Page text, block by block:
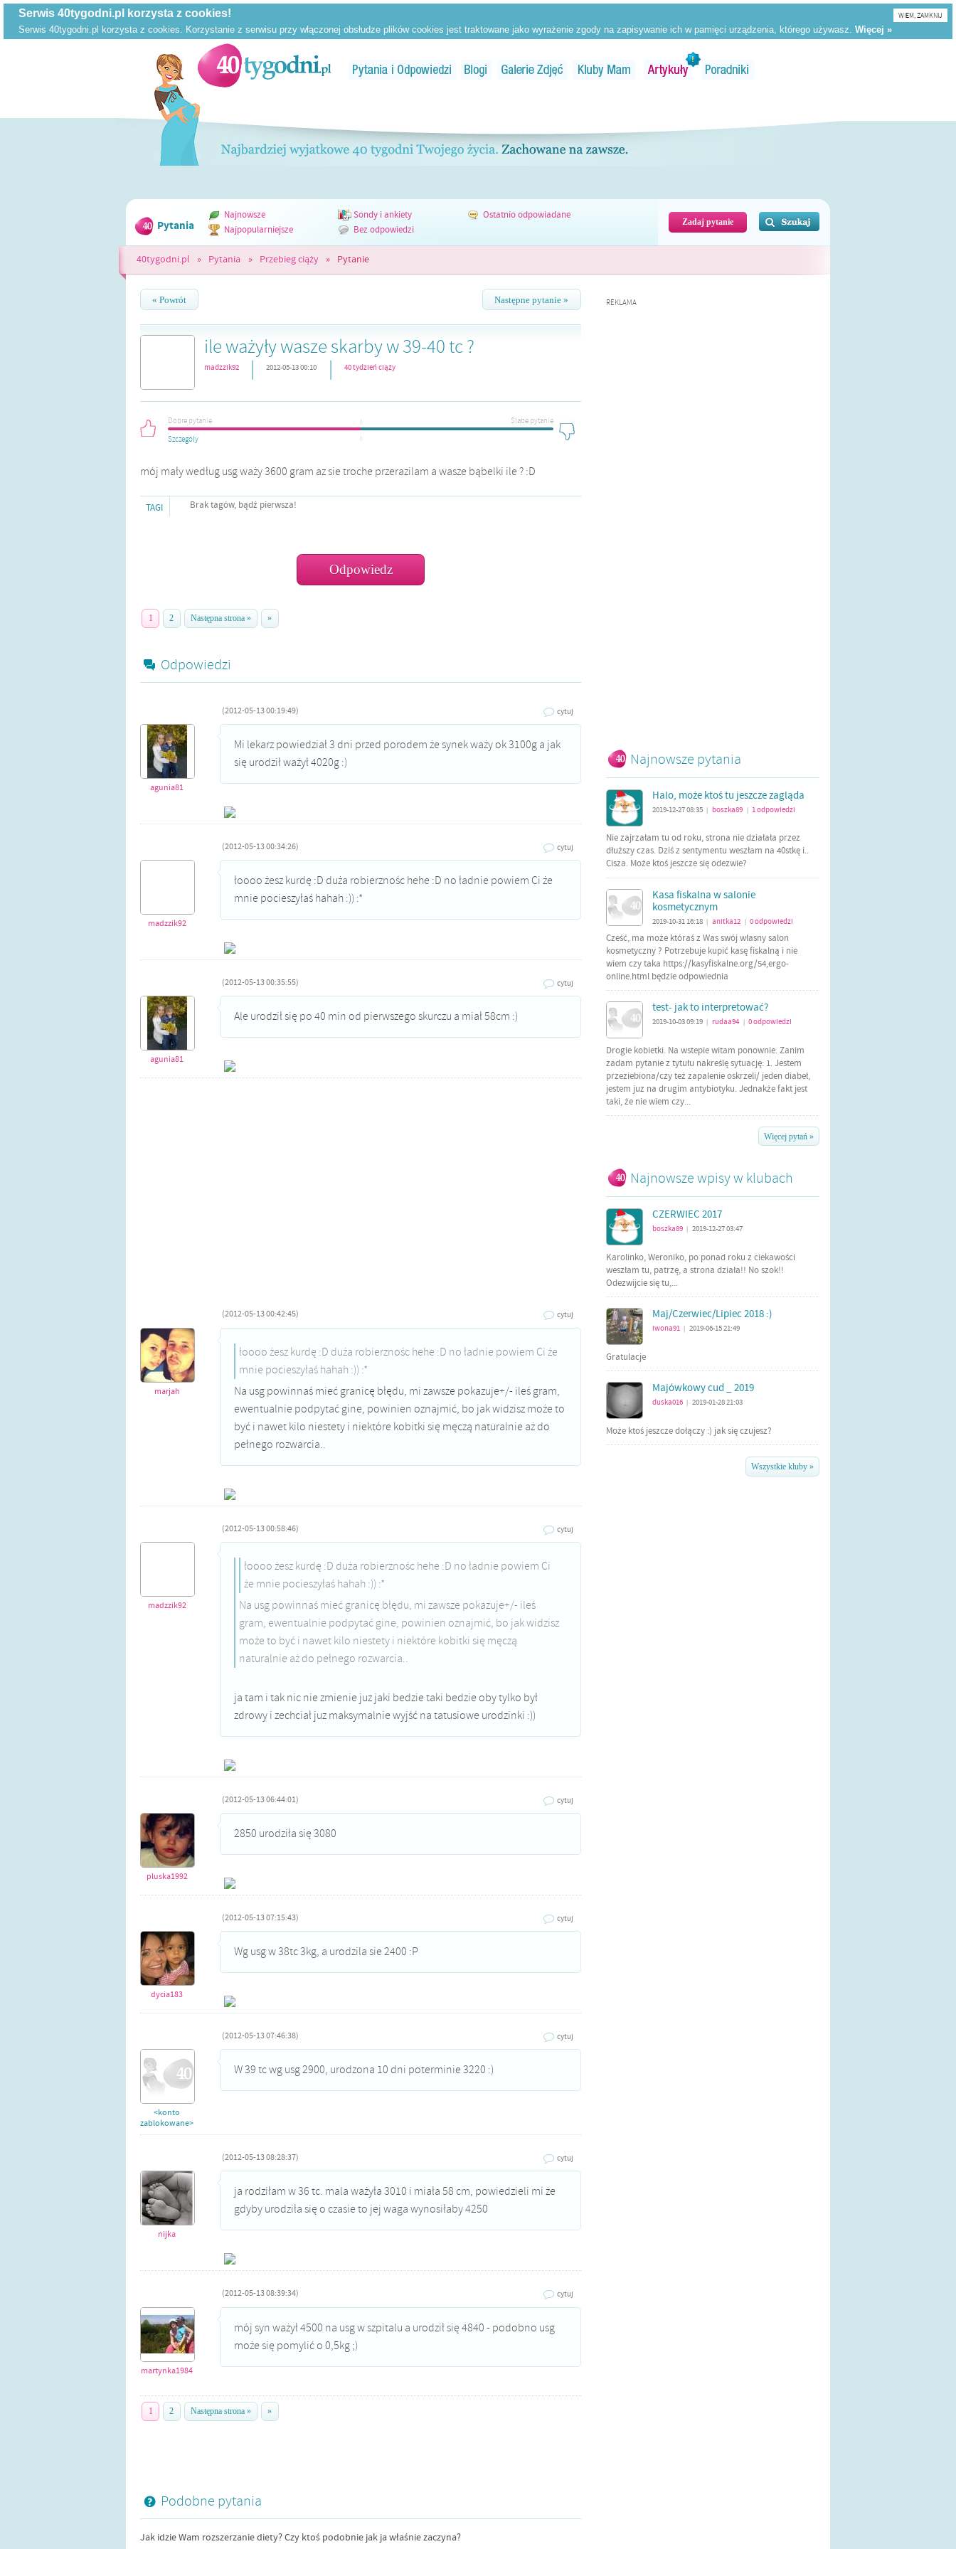
WIEM, ZAMKNIJ
Pytania
Najnowsze Sondy i ankiety
Ostatnio odpowiadane
Najpopularniejsze
Bez odpowiedzi
Zadaj pytanie
40tygodni.pl » Pytania » Przebieg ciąży » Pytanie
« Powrót Następne pytanie »
ile ważyły wasze skarby w 39-40 tc ?
madzzik92 | 2012-05-13 00:10 | 40 tydzień ciąży
Dobre pytanie
Słabe pytanie
Szczegóły
mój mały według usg waży 3600 gram az sie troche przerazilam a wasze bąbelki ile ? :D
TAGI Brak tagów, bądź pierwsza!
1 2 Następna strona » »
Odpowiedzi
(2012-05-13 00:19:49) cytuj
agunia81
Mi lekarz powiedział 3 dni przed porodem że synek waży ok 3100g a jak
się urodził ważył 4020g :)
(2012-05-13 00:34:26) cytuj
madzzik92
łoooo żesz kurdę :D duża robierznośc hehe :D no ładnie powiem Ci że
mnie pocieszyłaś hahah :)) :*
(2012-05-13 00:35:55) cytuj
agunia81
Ale urodził się po 40 min od pierwszego skurczu a miał 58cm :)
(2012-05-13 00:42:45) cytuj
marjah
łoooo żesz kurdę :D duża robierznośc hehe :D no ładnie powiem Ci że
mnie pocieszyłaś hahah :)) :*
Na usg powinnaś mieć granicę błędu, mi zawsze pokazuje+/- ileś gram,
ewentualnie podpytać gine, powinien oznajmić, bo jak widzisz może to
być i nawet kilo niestety i niektóre kobitki się męczą naturalnie aż do
pełnego rozwarcia..
(2012-05-13 00:58:46) cytuj
madzzik92
łoooo żesz kurdę :D duża robierznośc hehe :D no ładnie powiem Ci
że mnie pocieszyłaś hahah :)) :*
Na usg powinnaś mieć granicę błędu, mi zawsze pokazuje+/- ileś
gram, ewentualnie podpytać gine, powinien oznajmić, bo jak widzisz
może to być i nawet kilo niestety i niektóre kobitki się męczą
naturalnie aż do pełnego rozwarcia..
ja tam i tak nic nie zmienie juz jaki bedzie taki bedzie oby tylko był
zdrowy i zechciał juz maksymalnie wyjść na tatusiowe urodzinki :))
(2012-05-13 06:44:01) cytuj
pluska1992
2850 urodziła się 3080
(2012-05-13 07:15:43) cytuj
dycia183
Wg usg w 38tc 3kg, a urodzila sie 2400 :P
(2012-05-13 07:46:38) cytuj
<konto
zablokowane>
W 39 tc wg usg 2900, urodzona 10 dni poterminie 3220 :)
(2012-05-13 08:28:37) cytuj
nijka
ja rodziłam w 36 tc. mala ważyła 3010 i miała 58 cm, powiedzieli mi że
gdyby urodziła się o czasie to jej waga wynosiłaby 4250
(2012-05-13 08:39:34) cytuj
martynka1984
mój syn ważył 4500 na usg w szpitalu a urodził się 4840 - podobno usg
może się pomylić o 0,5kg ;)
1 2 Następna strona » »
Podobne pytania
Jak idzie Wam rozszerzanie diety? Czy ktoś podobnie jak ja właśnie zaczyna?
REKLAMA
Najnowsze pytania
Halo, może ktoś tu jeszcze zagląda
2019-12-27 08:35 boszka89 1odpowiedzi
Nie zajrzałam tu od roku, strona nie działała przez
dłuższy czas. Dziś z sentymentu weszłam na 40stkę i..
Cisza. Może ktoś jeszcze się odezwie?
Kasa fiskalna w salonie
kosmetycznym
2019-10-31 16:18 anitka12 0odpowiedzi
Cześć, ma może któraś z Was swój własny salon
kosmetyczny ? Potrzebuje kupić kasę fiskalną i nie
wiem czy taka https://kasyfiskalne.org/54,ergo-
online.html będzie odpowiednia
test- jak to interpretować?
2019-10-03 09:19 rudaa94 0odpowiedzi
Drogie kobietki. Na wstepie witam ponownie. Zanim
zadam pytanie z tytułu nakreślę sytuację: 1. Jestem
przeziebiona/czy też zapalenie oskrzeli/ jeden diabeł,
jestem juz na drugim antybiotyku. Jednakże fakt jest
taki, że nie wiem czy...
Więcej pytań »
Najnowsze wpisy w klubach
CZERWIEC 2017
boszka89 2019-12-27 03:47
Karolinko, Weroniko, po ponad roku z ciekawości
weszłam tu, patrzę, a strona działa!! No szok!!
Odezwijcie się tu,...
Maj/Czerwiec/Lipiec 2018 :)
iwona91 2019-06-15 21:49
Gratulacje
Majówkowy cud _ 2019
duska016 2019-01-28 21:03
Może ktoś jeszcze dołączy :) jak się czujesz?
Wszystkie kluby »